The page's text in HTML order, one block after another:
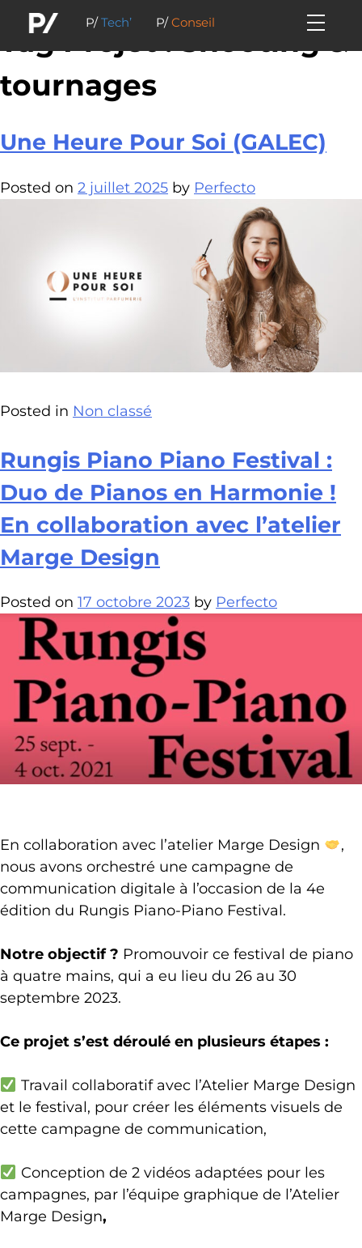
P/Tech’ P/Conseil
Tag Projet :Shooting &
tournages
Une Heure Pour Soi (GALEC)
Posted on 2 juillet 2025 by Perfecto
Posted in Non classé
Rungis Piano Piano Festival :
Duo de Pianos en Harmonie !
En collaboration avec l’atelier
Marge Design
Posted on 17 octobre 2023 by Perfecto
En collaboration avec l’atelier Marge Design
,
nous avons orchestré une campagne de
communication digitale à l’occasion de la 4e
édition du Rungis Piano-Piano Festival.
Notre objectif ? Promouvoir ce festival de piano
à quatre mains, qui a eu lieu du 26 au 30
septembre 2023.
Ce projet s’est déroulé en plusieurs étapes :
Travail collaboratif avec l’Atelier Marge Design
et le festival, pour créer les éléments visuels de
cette campagne de communication,
Conception de 2 vidéos adaptées pour les
campagnes, par l’équipe graphique de l’Atelier
Marge Design,